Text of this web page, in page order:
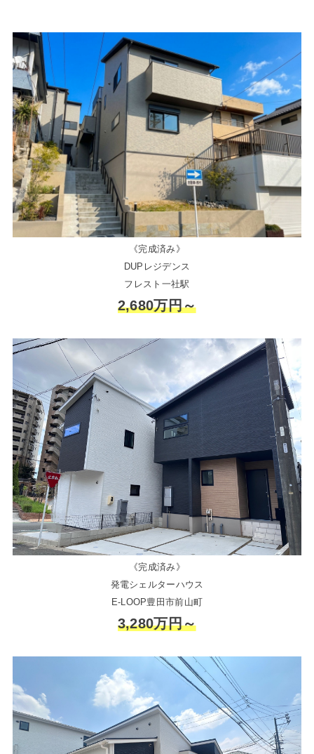
《完成済み》
DUPレジデンス
フレスト一社駅
2,680万円～
《完成済み》
発電シェルターハウス
E-LOOP豊田市前山町
3,280万円～